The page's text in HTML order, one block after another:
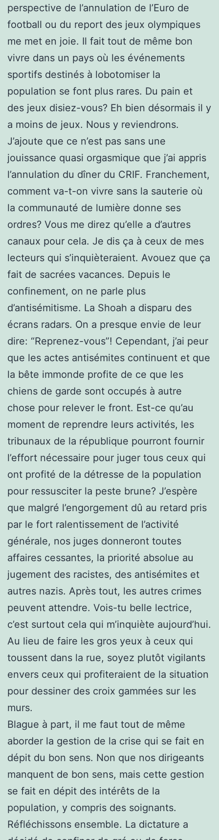
perspective de l’annulation de l’Euro de
football ou du report des jeux olympiques
me met en joie. Il fait tout de même bon
vivre dans un pays où les événements
sportifs destinés à lobotomiser la
population se font plus rares. Du pain et
des jeux disiez-vous? Eh bien désormais il y
a moins de jeux. Nous y reviendrons.
J’ajoute que ce n’est pas sans une
jouissance quasi orgasmique que j’ai appris
l’annulation du dîner du CRIF. Franchement,
comment va-t-on vivre sans la sauterie où
la communauté de lumière donne ses
ordres? Vous me direz qu’elle a d’autres
canaux pour cela. Je dis ça à ceux de mes
lecteurs qui s’inquièteraient. Avouez que ça
fait de sacrées vacances. Depuis le
confinement, on ne parle plus
d’antisémitisme. La Shoah a disparu des
écrans radars. On a presque envie de leur
dire: “Reprenez-vous”! Cependant, j’ai peur
que les actes antisémites continuent et que
la bête immonde profite de ce que les
chiens de garde sont occupés à autre
chose pour relever le front. Est-ce qu’au
moment de reprendre leurs activités, les
tribunaux de la république pourront fournir
l’effort nécessaire pour juger tous ceux qui
ont profité de la détresse de la population
pour ressusciter la peste brune? J’espère
que malgré l’engorgement dû au retard pris
par le fort ralentissement de l’activité
générale, nos juges donneront toutes
affaires cessantes, la priorité absolue au
jugement des racistes, des antisémites et
autres nazis. Après tout, les autres crimes
peuvent attendre. Vois-tu belle lectrice,
c’est surtout cela qui m’inquiète aujourd’hui.
Au lieu de faire les gros yeux à ceux qui
toussent dans la rue, soyez plutôt vigilants
envers ceux qui profiteraient de la situation
pour dessiner des croix gammées sur les
murs.
Blague à part, il me faut tout de même
aborder la gestion de la crise qui se fait en
dépit du bon sens. Non que nos dirigeants
manquent de bon sens, mais cette gestion
se fait en dépit des intérêts de la
population, y compris des soignants.
Réfléchissons ensemble. La dictature a